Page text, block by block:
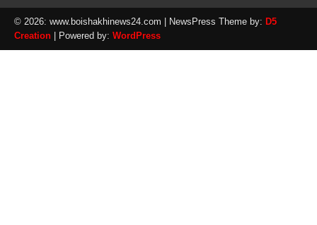
© 2026: www.boishakhinews24.com | NewsPress Theme by: D5
Creation | Powered by: WordPress